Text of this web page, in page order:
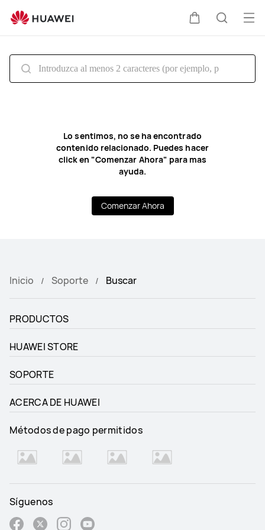
técnico
Lo sentimos, no se ha encontrado
contenido relacionado. Puedes hacer
click en "Comenzar Ahora" para mas
ayuda.
Comenzar Ahora
Inicio Soporte Buscar
PRODUCTOS
HUAWEI STORE
SOPORTE
ACERCA DE HUAWEI
Métodos de pago permitidos
Síguenos